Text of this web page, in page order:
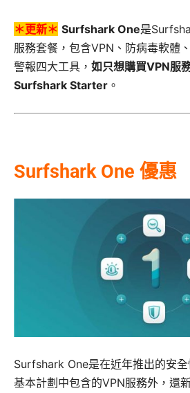
＊更新＊ Surfshark One是
服務套餐，包含VPN、防病毒軟體
警報四大工具， 如只想購買VPN服
Surfshark Starter 。
Surfshark One 優惠
Surfshark One是在近年推出的安
基本計劃中包含的VPN服務外，還